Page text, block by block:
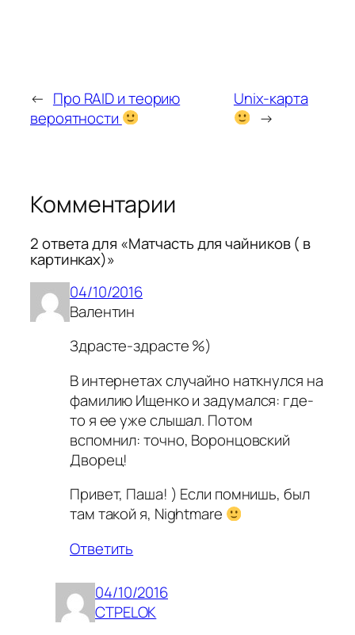
← Про RAID и теорию
вероятности
Unix-карта
→
Комментарии
2 ответа для «Матчасть для чайников ( в
картинках)»
04/10/2016
Валентин
Здрасте-здрасте %)
В интернетах случайно наткнулся на
фамилию Ищенко и задумался: где-
то я ее уже слышал. Потом
вспомнил: точно, Воронцовский
Дворец!
Привет, Паша! ) Если помнишь, был
там такой я, Nightmare
Ответить
04/10/2016
CTPELOK